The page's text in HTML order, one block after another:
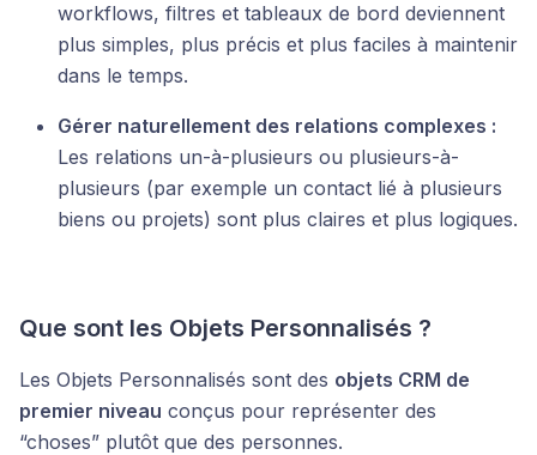
workflows, filtres et tableaux de bord deviennent
plus simples, plus précis et plus faciles à maintenir
dans le temps.
Gérer naturellement des relations complexes :
Les relations un-à-plusieurs ou plusieurs-à-
plusieurs (par exemple un contact lié à plusieurs
biens ou projets) sont plus claires et plus logiques.
Que sont les Objets Personnalisés ?
Les Objets Personnalisés sont des objets CRM de
premier niveau conçus pour représenter des
“choses” plutôt que des personnes.